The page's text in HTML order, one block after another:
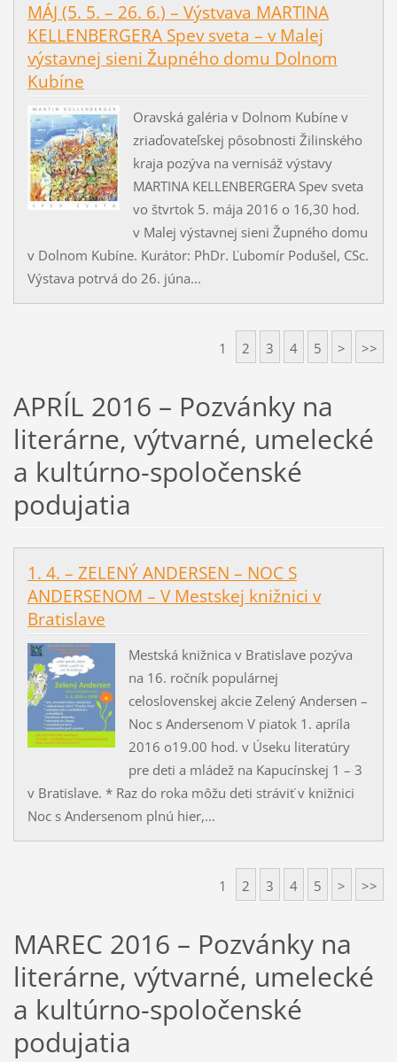
MÁJ (5. 5. – 26. 6.) – Výstvava MARTINA
KELLENBERGERA Spev sveta – v Malej
výstavnej sieni Župného domu Dolnom
Kubíne
Oravská galéria v Dolnom Kubíne v
zriaďovateľskej pôsobnosti Žilinského
kraja pozýva na vernisáž výstavy
MARTINA KELLENBERGERA Spev sveta
vo štvrtok 5. mája 2016 o 16,30 hod.
v Malej výstavnej sieni Župného domu
v Dolnom Kubíne. Kurátor: PhDr. Ľubomír Podušel, CSc.
Výstava potrvá do 26. júna...
1 2 3 4 5 > >>
APRÍL 2016 – Pozvánky na
literárne, výtvarné, umelecké
a kultúrno-spoločenské
podujatia
1. 4. – ZELENÝ ANDERSEN – NOC S
ANDERSENOM – V Mestskej knižnici v
Bratislave
Mestská knižnica v Bratislave pozýva
na 16. ročník populárnej
celoslovenskej akcie Zelený Andersen –
Noc s Andersenom V piatok 1. apríla
2016 o19.00 hod. v Úseku literatúry
pre deti a mládež na Kapucínskej 1 – 3
v Bratislave. * Raz do roka môžu deti stráviť v knižnici
Noc s Andersenom plnú hier,...
1 2 3 4 5 > >>
MAREC 2016 – Pozvánky na
literárne, výtvarné, umelecké
a kultúrno-spoločenské
podujatia